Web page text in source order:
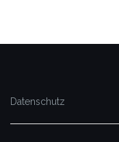
Datenschutz